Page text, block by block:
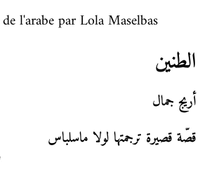
l'arabe par Lola Maselbas
الطنين
أريج جمال
قصّة قصيرة ترجمتها لولا ماسلباس